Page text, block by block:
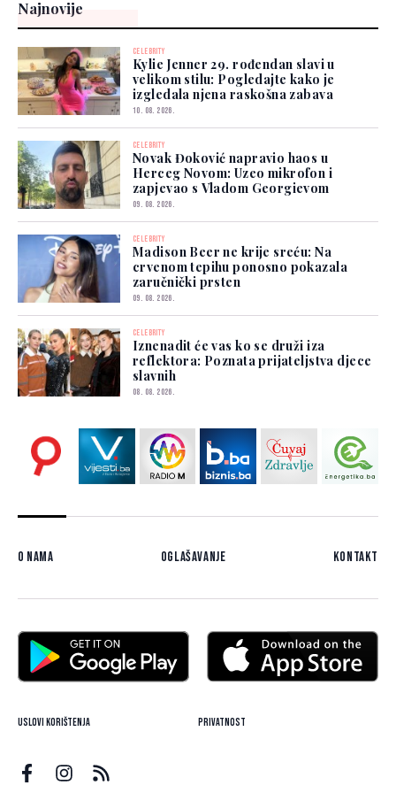
Najnovije
CELEBRITY
Kylie Jenner 29. rođendan slavi u
velikom stilu: Pogledajte kako je
izgledala njena raskošna zabava
10. 08. 2026.
CELEBRITY
Novak Đoković napravio haos u
Herceg Novom: Uzeo mikrofon i
zapjevao s Vladom Georgievom
09. 08. 2026.
CELEBRITY
Madison Beer ne krije sreću: Na
crvenom tepihu ponosno pokazala
zaručnički prsten
09. 08. 2026.
CELEBRITY
Iznenadit će vas ko se druži iza
reflektora: Poznata prijateljstva djece
slavnih
08. 08. 2026.
O nama Oglašavanje Kontakt
Uslovi korištenja Privatnost